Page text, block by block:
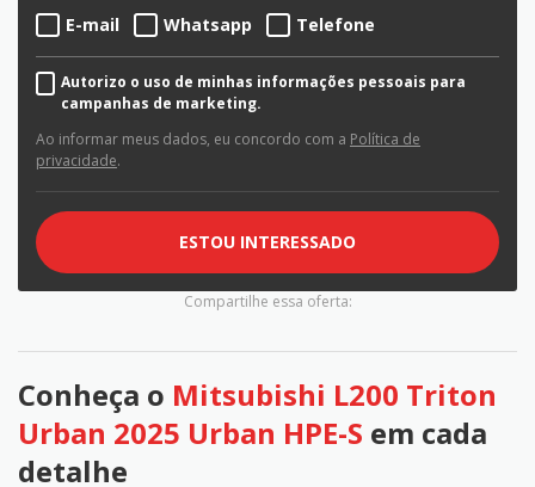
E-mail
Whatsapp Telefone
Autorizo o uso de minhas informações pessoais para
campanhas de marketing.
Ao informar meus dados, eu concordo com a Política de
privacidade.
ESTOU INTERESSADO
Compartilhe essa oferta:
Conheça o Mitsubishi L200 Triton
Urban 2025 Urban HPE-S em cada
detalhe